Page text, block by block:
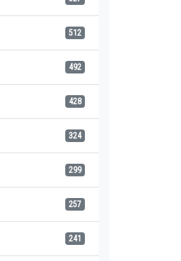
512
492
428
324
299
257
241